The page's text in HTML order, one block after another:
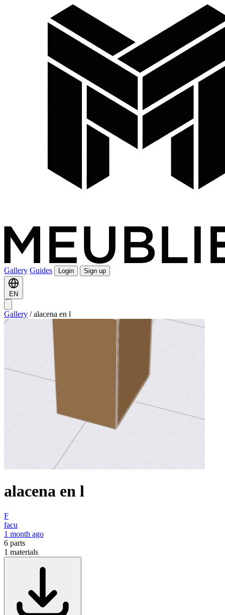
Gallery Guides Login Sign up
EN
Gallery / alacena en l
alacena en l
F
facu
1 month ago
6 parts
1 materials